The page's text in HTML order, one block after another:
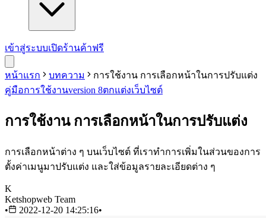
เข้าสู่ระบบเปิดร้านค้าฟรี
หน้าแรก บทความ
การใช้งาน การเลือกหน้าในการปรับแต่ง
คู่มือการใช้งานversion 8ตกแต่งเว็บไซต์
การใช้งาน การเลือกหน้าในการปรับแต่ง
การเลือกหน้าต่าง ๆ บนเว็บไซต์ ที่เราทำการเพิ่มในส่วนของการ
ตั้งค่าเมนูมาปรับแต่ง และใส่ข้อมูลรายละเอียดต่าง ๆ
K
Ketshopweb Team
•
2022-12-20 14:25:16•